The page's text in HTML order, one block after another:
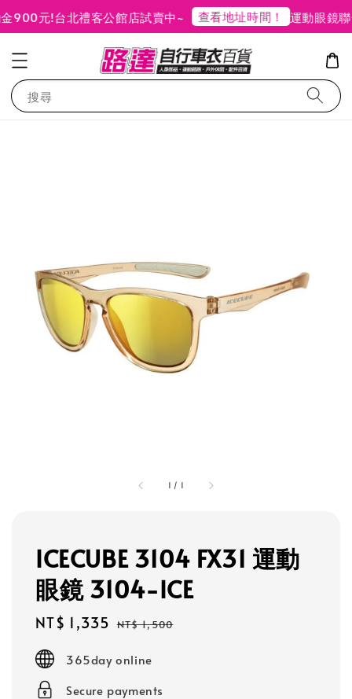
元!台北禮客公館店試賣中~ 查看地址時間！ 運動眼鏡聯
搜尋
1 / 1
ICECUBE 3104 FX31 運動
眼鏡 3104-ICE
Sale
NT$ 1,335 Regular
NT$ 1,500
365day online
Secure payments